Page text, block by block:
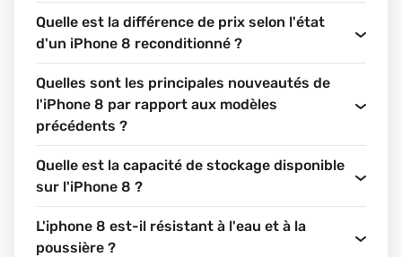
Quelle est la différence de prix selon l'état
d'un iPhone 8 reconditionné ?
Quelles sont les principales nouveautés de
l'iPhone 8 par rapport aux modèles
précédents ?
Quelle est la capacité de stockage disponible
sur l'iPhone 8 ?
L'iphone 8 est-il résistant à l'eau et à la
poussière ?